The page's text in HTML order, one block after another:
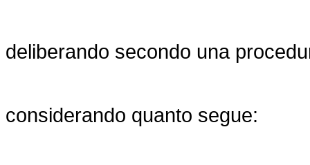
deliberando secondo una
considerando quanto segue: